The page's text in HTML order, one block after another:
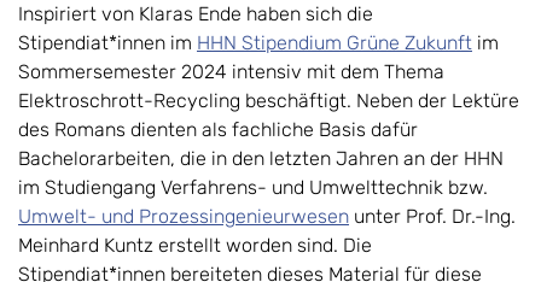
Inspiriert von Klaras Ende haben sich die
Stipendiat*innen im HHN Stipendium Grüne Zukunft im
Sommersemester 2024 intensiv mit dem Thema
Elektroschrott-Recycling beschäftigt. Neben der Lektüre
des Romans dienten als fachliche Basis dafür
Bachelorarbeiten, die in den letzten Jahren an der HHN
im Studiengang Verfahrens- und Umwelttechnik bzw.
Umwelt- und Prozessingenieurwesen unter Prof. Dr.-Ing.
Meinhard Kuntz erstellt worden sind. Die
Stipendiat*innen bereiteten dieses Material für diese